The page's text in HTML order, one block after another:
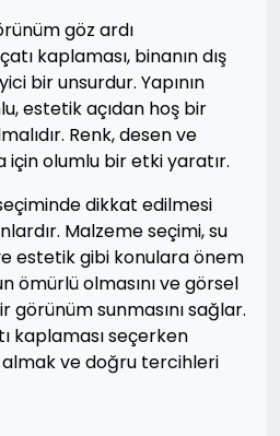
göz ardı
kaplaması, binanın dış
bir unsurdur. Yapının
estetik açıdan hoş bir
Renk, desen ve
için olumlu bir etki yaratır.
dikkat edilmesi
Malzeme seçimi, su
ve estetik gibi konulara önem
ömürlü olmasını ve görsel
görünüm sunmasını sağlar.
kaplaması seçerken
ve doğru tercihleri